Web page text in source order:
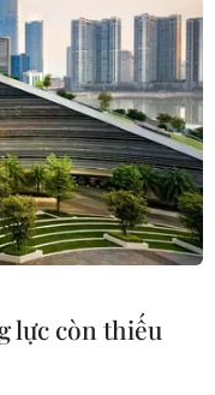
Jong-un thị
tiên của nhà lãnh
quân sự trong
lực còn thiếu